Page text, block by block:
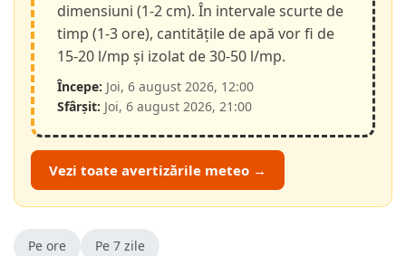
dimensiuni (1-2 cm). În intervale scurte de
timp (1-3 ore), cantitățile de apă vor fi de
15-20 l/mp și izolat de 30-50 l/mp.
Începe: Joi, 6 august 2026, 12:00
Sfârșit: Joi, 6 august 2026, 21:00
Vezi toate avertizările meteo →
Pe ore Pe 7 zile